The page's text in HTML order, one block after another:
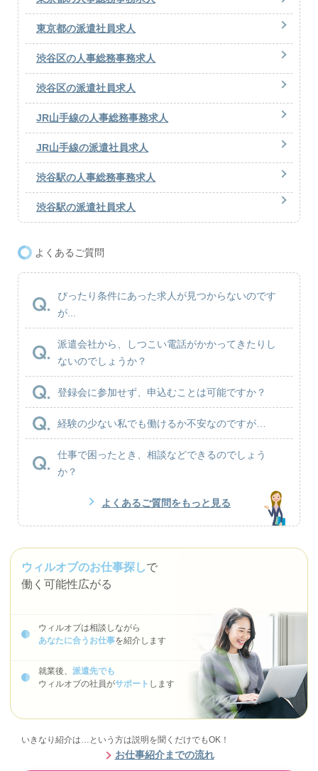
東京都の派遣社員求人
渋谷区の人事総務事務求人
渋谷区の派遣社員求人
JR山手線の人事総務事務求人
JR山手線の派遣社員求人
渋谷駅の人事総務事務求人
渋谷駅の派遣社員求人
よくあるご質問
ぴったり条件にあった求人が見つからないのです
が...
派遣会社から、しつこい電話がかかってきたりし
ないのでしょうか？
登録会に参加せず、申込むことは可能ですか？
経験の少ない私でも働けるか不安なのですが…
仕事で困ったとき、相談などできるのでしょう
か？
よくあるご質問をもっと見る
ウィルオブのお仕事探しで
働く可能性広がる
ウィルオブは相談しながら
あなたに合うお仕事を紹介します
就業後、 派遣先でも
ウィルオブの社員がサポート します
いきなり紹介は…という方は説明を聞くだけでもOK！
お仕事紹介までの流れ